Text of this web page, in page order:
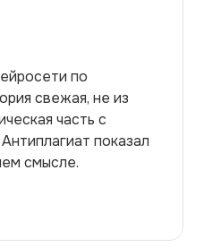
работу через ии по
сложная. Боялся, что
нести чушь. Но нет!
логичной.